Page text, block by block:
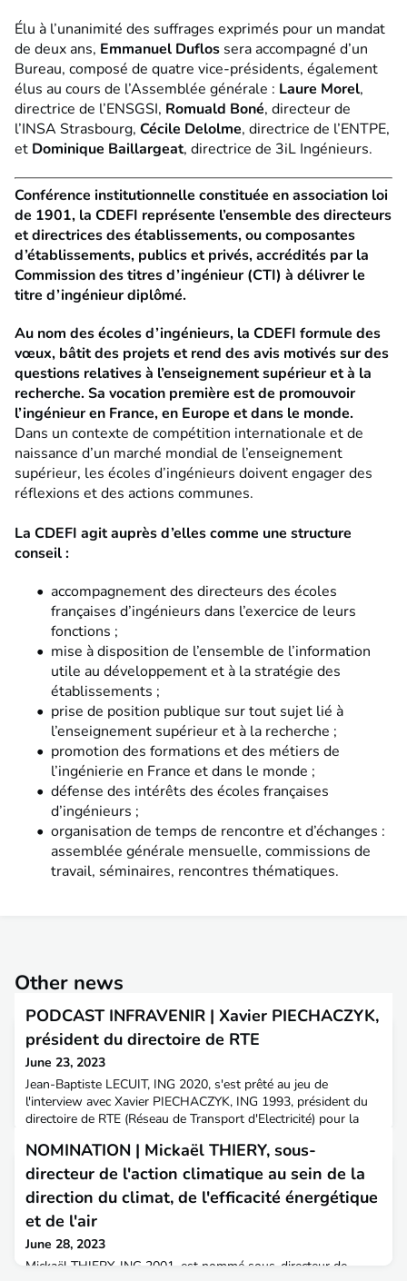
Élu à l’unanimité des suffrages exprimés pour un mandat
de deux ans, Emmanuel Duflos sera accompagné d’un
Bureau, composé de quatre vice-présidents, également
élus au cours de l’Assemblée générale : Laure Morel,
directrice de l’ENSGSI, Romuald Boné, directeur de
l’INSA Strasbourg, Cécile Delolme, directrice de l’ENTPE,
et Dominique Baillargeat, directrice de 3iL Ingénieurs.
Conférence institutionnelle constituée en association loi
de 1901, la CDEFI représente l’ensemble des directeurs
et directrices des établissements, ou composantes
d’établissements, publics et privés, accrédités par la
Commission des titres d’ingénieur (CTI) à délivrer le
titre d’ingénieur diplômé.
Au nom des écoles d’ingénieurs, la CDEFI formule des
vœux, bâtit des projets et rend des avis motivés sur des
questions relatives à l’enseignement supérieur et à la
recherche. Sa vocation première est de promouvoir
l’ingénieur en France, en Europe et dans le monde.
Dans un contexte de compétition internationale et de
naissance d’un marché mondial de l’enseignement
supérieur, les écoles d’ingénieurs doivent engager des
réflexions et des actions communes.
La CDEFI agit auprès d’elles comme une structure
conseil :
accompagnement des directeurs des écoles
françaises d’ingénieurs dans l’exercice de leurs
fonctions ;
mise à disposition de l’ensemble de l’information
utile au développement et à la stratégie des
établissements ;
prise de position publique sur tout sujet lié à
l’enseignement supérieur et à la recherche ;
promotion des formations et des métiers de
l’ingénierie en France et dans le monde ;
défense des intérêts des écoles françaises
d’ingénieurs ;
organisation de temps de rencontre et d’échanges :
assemblée générale mensuelle, commissions de
travail, séminaires, rencontres thématiques.
Other news
PODCAST INFRAVENIR | Xavier PIECHACZYK,
président du directoire de RTE
June 23, 2023
Jean-Baptiste LECUIT, ING 2020, s'est prêté au jeu de
l'interview avec Xavier PIECHACZYK, ING 1993, président du
directoire de RTE (Réseau de Transport d'Electricité) pour la
InfravenirQuelles sont les missions de RTE et de son président
de directoire ? Quelle est la place de RTE parmi les acteurs du
secteur de l'énergie et son rôle dans la tr
NOMINATION | Mickaël THIERY, sous-
directeur de l'action climatique au sein de la
direction du climat, de l'efficacité énergétique
et de l'air
June 28, 2023
Mickaël THIERY, ING 2001, est nommé sous-directeur de